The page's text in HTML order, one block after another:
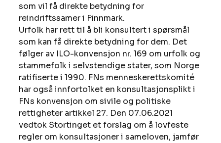
som vil få direkte betydning for
reindriftssamer i Finnmark.
Urfolk har rett til å bli konsultert i spørsmål
som kan få direkte betydning for dem. Det
følger av ILO-konvensjon nr. 169 om urfolk og
stammefolk i selvstendige stater, som Norge
ratifiserte i 1990. FNs menneskerettskomité
har også innfortolket en konsultasjonsplikt i
FNs konvensjon om sivile og politiske
rettigheter artikkel 27. Den 07.06.2021
vedtok Stortinget et forslag om å lovfeste
regler om konsultasjoner i sameloven, jamfør